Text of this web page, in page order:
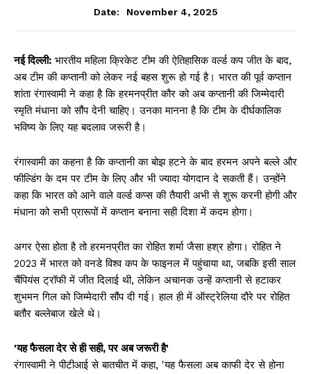
Date:
November 4, 2025
नई दिल्ली: भारतीय महिला क्रिकेट टीम की ऐतिहासिक वर्ल्ड कप जीत के बाद,
अब टीम की कप्तानी को लेकर नई बहस शुरू हो गई है। भारत की पूर्व कप्तान
शांता रंगास्वामी ने कहा है कि हरमनप्रीत कौर को अब कप्तानी की जिम्मेदारी
स्मृति मंधाना को सौंप देनी चाहिए। उनका मानना है कि टीम के दीर्घकालिक
भविष्य के लिए यह बदलाव जरूरी है।
रंगास्वामी का कहना है कि कप्तानी का बोझ हटने के बाद हरमन अपने बल्ले और
फील्डिंग के दम पर टीम के लिए और भी ज्यादा योगदान दे सकती हैं। उन्होंने
कहा कि भारत को आने वाले वर्ल्ड कप्स की तैयारी अभी से शुरू करनी होगी और
मंधाना को सभी प्रारूपों में कप्तान बनाना सही दिशा में कदम होगा।
अगर ऐसा होता है तो हरमनप्रीत का रोहित शर्मा जैसा हश्र होगा। रोहित ने
2023 में भारत को वनडे विश्व कप के फाइनल में पहुंचाया था, जबकि इसी साल
चैंपियंस ट्रॉफी में जीत दिलाई थी, लेकिन अचानक उन्हें कप्तानी से हटाकर
शुभमन गिल को जिम्मेदारी सौंप दी गई। हाल ही में ऑस्ट्रेलिया दौरे पर रोहित
बतौर बल्लेबाज खेले थे।
'यह फैसला देर से ही सही, पर अब जरूरी है'
रंगास्वामी ने पीटीआई से बातचीत में कहा, 'यह फैसला अब काफी देर से होना